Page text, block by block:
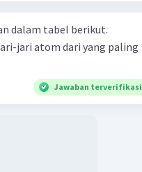
dalam tabel berikut.
Jawaban terverifikasi